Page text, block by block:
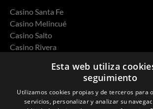
Casino Santa Fe
Casino Melincué
Casino Salto
Casino Rivera
Esta web utiliza
seguimiento
Utilizamos cookies propias y de terceros para
servicios, personalizar y analizar su